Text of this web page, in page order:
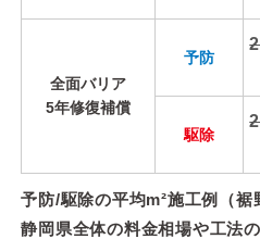
全面バリア
5年修復補償
予防
駆除
予防/駆除の平均m²施工例（裾
静岡県全体の料金相場や工法